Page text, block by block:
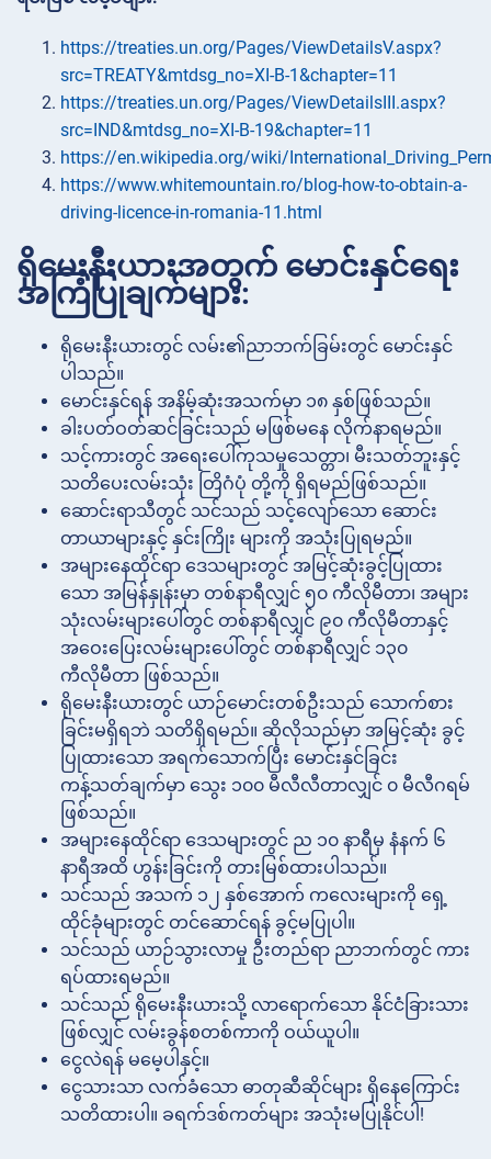
https://treaties.un.org/Pages/ViewDetailsV.aspx?
src=TREATY&mtdsg_no=XI-B-1&chapter=11
https://treaties.un.org/Pages/ViewDetailsIII.aspx?
src=IND&mtdsg_no=XI-B-19&chapter=11
https://en.wikipedia.org/wiki/
https://www.whitemountain.ro/blog-how-to-obtain-a-
driving-licence-in-romania-11.html
ရိုမေးနီးယားအတွက် မောင်းနှင်ရေး
အကြံပြုချက်များ:
ရိုမေးနီးယားတွင် လမ်း၏ညာဘက်ခြမ်းတွင် မောင်းနှင်
ပါသည်။
မောင်းနှင်ရန် အနိမ့်ဆုံးအသက်မှာ ၁၈ နှစ်ဖြစ်သည်။
ခါးပတ်ဝတ်ဆင်ခြင်းသည် မဖြစ်မနေ လိုက်နာရမည်။
သင့်ကားတွင် အရေးပေါ်ကုသမှုသေတ္တာ၊ မီးသတ်ဘူးနှင့်
သတိပေးလမ်းသုံး တြိဂံပုံ တို့ကို ရှိရမည်ဖြစ်သည်။
ဆောင်းရာသီတွင် သင်သည် သင့်လျော်သော ဆောင်း
တာယာများနှင့် နှင်းကြိုး များကို အသုံးပြုရမည်။
အများနေထိုင်ရာ ဒေသများတွင် အမြင့်ဆုံးခွင့်ပြုထား
သော အမြန်နှုန်းမှာ တစ်နာရီလျှင် ၅၀ ကီလိုမီတာ၊ အများ
သုံးလမ်းများပေါ်တွင် တစ်နာရီလျှင် ၉၀ ကီလိုမီတာနှင့်
အဝေးပြေးလမ်းများပေါ်တွင် တစ်နာရီလျှင် ၁၃၀
ကီလိုမီတာ ဖြစ်သည်။
ရိုမေးနီးယားတွင် ယာဉ်မောင်းတစ်ဦးသည် သောက်စား
ခြင်းမရှိရဘဲ သတိရှိရမည်။ ဆိုလိုသည်မှာ အမြင့်ဆုံး ခွင့်
ပြုထားသော အရက်သောက်ပြီး မောင်းနှင်ခြင်း
ကန့်သတ်ချက်မှာ သွေး ၁၀၀ မီလီလီတာလျှင် ၀ မီလီဂရမ်
ဖြစ်သည်။
အများနေထိုင်ရာ ဒေသများတွင် ည ၁၀ နာရီမှ နံနက် ၆
နာရီအထိ ဟွန်းခြင်းကို တားမြစ်ထားပါသည်။
သင်သည် အသက် ၁၂ နှစ်အောက် ကလေးများကို ရှေ့
ထိုင်ခုံများတွင် တင်ဆောင်ရန် ခွင့်မပြုပါ။
သင်သည် ယာဉ်သွားလာမှု ဦးတည်ရာ ညာဘက်တွင် ကား
ရပ်ထားရမည်။
သင်သည် ရိုမေးနီးယားသို့ လာရောက်သော နိုင်ငံခြားသား
ဖြစ်လျှင် လမ်းခွန်စတစ်ကာကို ဝယ်ယူပါ။
ငွေလဲရန် မမေ့ပါနှင့်။
ငွေသားသာ လက်ခံသော ဓာတုဆီဆိုင်များ ရှိနေကြောင်း
သတိထားပါ။ ခရက်ဒစ်ကတ်များ အသုံးမပြုနိုင်ပါ!